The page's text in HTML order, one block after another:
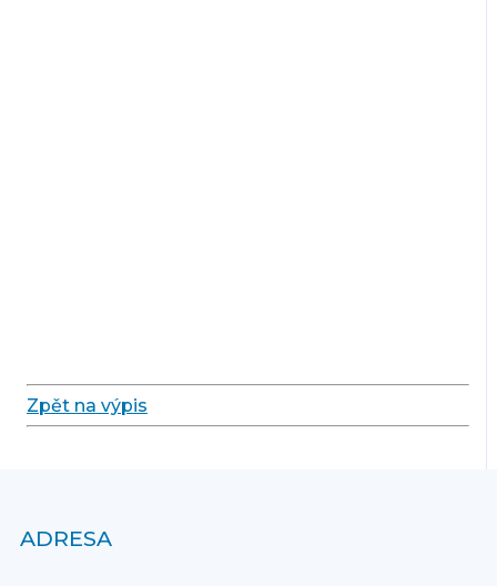
Zpět na výpis
ADRESA